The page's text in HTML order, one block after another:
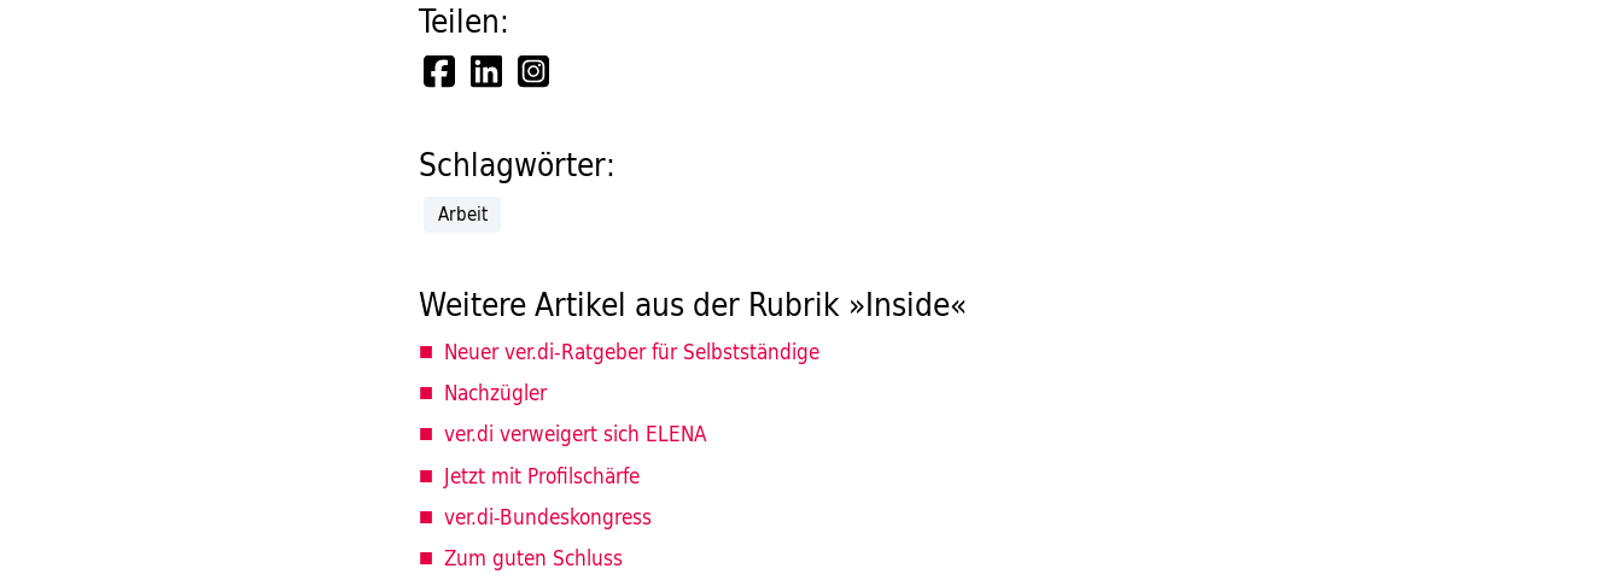
Teilen:
Schlagwörter:
Arbeit
Weitere Artikel aus der Rubrik »Inside«
Neuer ver.di-Ratgeber für Selbstständige
Nachzügler
ver.di verweigert sich ELENA
Jetzt mit Profilschärfe
ver.di-Bundeskongress
Zum guten Schluss